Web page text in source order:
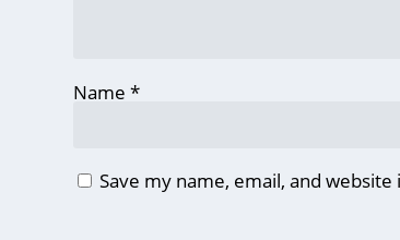
Name*
Save my name, email, and